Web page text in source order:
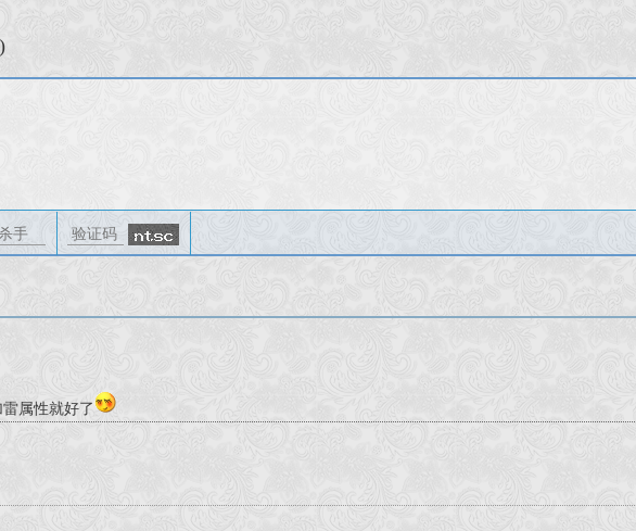
属性就好了